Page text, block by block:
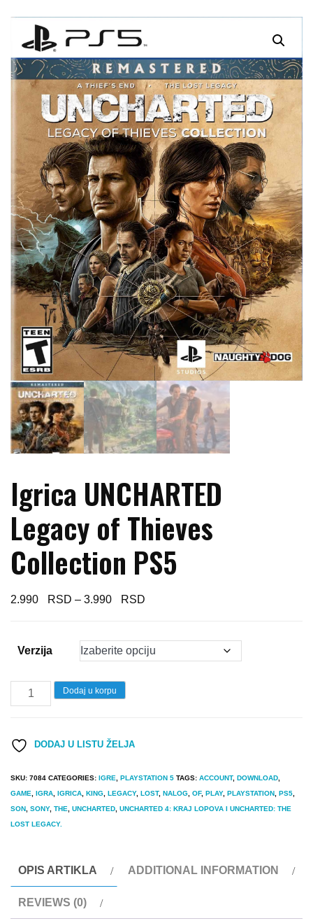
Igrica UNCHARTED
Legacy of Thieves
Collection PS5
2.990 – 3.990
2.990 $
through
Verzija
Igrica
UNCHARTED
of
PS5
quantity
Dodaj u korpu
DODAJ U LISTU ŽELJA
SKU: 7084 CATEGORIES: IGRE, PLAYSTATION 5 TAGS: ACCOUNT, DOWNLOAD,
GAME, IGRA, IGRICA, KING, LEGACY, LOST, NALOG, OF, PLAY, PLAYSTATION, PS5,
SON, SONY, THE, UNCHARTED, UNCHARTED 4: KRAJ LOPOVA I UNCHARTED: THE
LOST LEGACY.
OPIS ARTIKLA ADDITIONAL INFORMATION
REVIEWS (0)